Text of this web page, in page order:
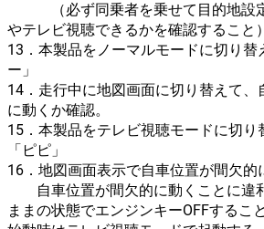
（必ず同乗者を乗せて目的地設定
やテレビ視聴できるかを確認すること）
13．本製品をノーマルモードに切り
ー」
14．走行中に地図画面に切り替えて、
に動くか確認。
15．本製品をテレビ視聴モードに切
「ピピ」
16．地図画面表示で自車位置が間欠的
自車位置が間欠的に動くことに違
ままの状態でエンジンキーOFFするこ